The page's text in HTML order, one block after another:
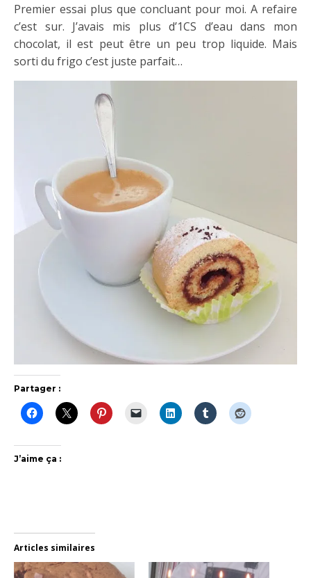
Premier essai plus que concluant pour moi. A refaire
c’est sur. J’avais mis plus d’1CS d’eau dans mon
chocolat, il est peut être un peu trop liquide. Mais
sorti du frigo c’est juste parfait…
Partager :
J’aime ça :
Articles similaires